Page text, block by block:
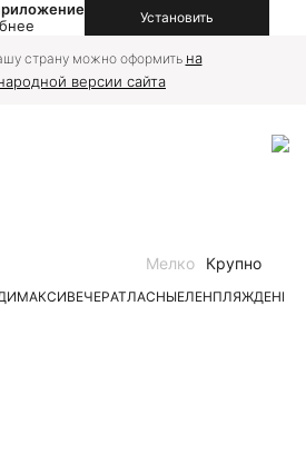
Установить
страну можно оформить на
версии сайта
МАКСИВЕЧЕРАТЛАСНЫЕЛЕНПЛЯЖДЕНИМ
Мелко Крупно